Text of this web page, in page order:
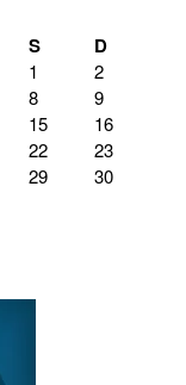
S D
1
2
8
9
15
16
22
23
29
30